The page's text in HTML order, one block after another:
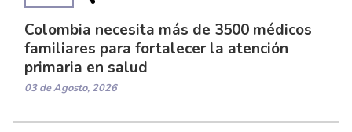
Colombia necesita más de 3500 médicos
familiares para fortalecer la atención
primaria en salud
03 de Agosto, 2026